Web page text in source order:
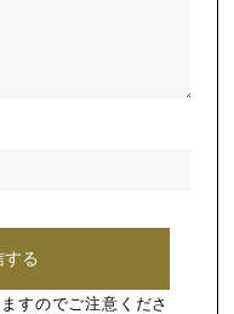
すのでご注意くださ